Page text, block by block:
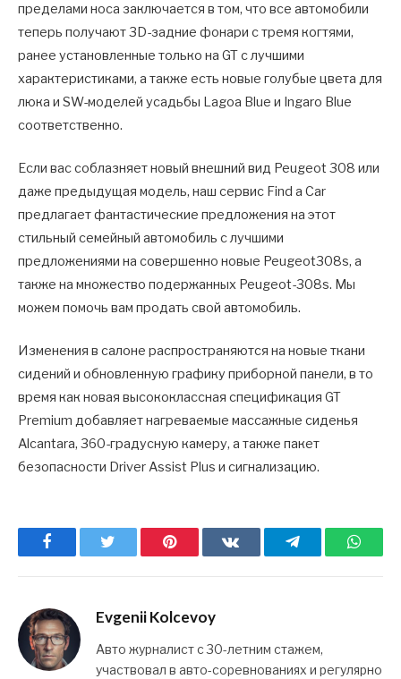
пределами носа заключается в том, что все автомобили
теперь получают 3D-задние фонари с тремя когтями,
ранее установленные только на GT с лучшими
характеристиками, а также есть новые голубые цвета для
люка и SW-моделей усадьбы Lagoa Blue и Ingaro Blue
соответственно.
Если вас соблазняет новый внешний вид Peugeot 308 или
даже предыдущая модель, наш сервис Find a Car
предлагает фантастические предложения на этот
стильный семейный автомобиль с лучшими
предложениями на совершенно новые Peugeot308s, а
также на множество подержанных Peugeot-308s. Мы
можем помочь вам продать свой автомобиль.
Изменения в салоне распространяются на новые ткани
сидений и обновленную графику приборной панели, в то
время как новая высококлассная спецификация GT
Premium добавляет нагреваемые массажные сиденья
Alcantara, 360-градусную камеру, а также пакет
безопасности Driver Assist Plus и сигнализацию.
Facebook Pinterest ВКонтактеTelegram
Evgenii Kolcevoy
Авто журналист с 30-летним стажем,
участвовал в авто-соревнованиях и регулярно